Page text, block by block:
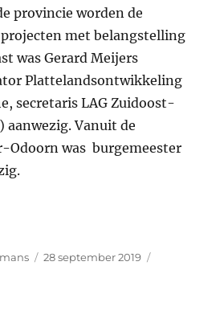
provincie worden de
projecten met belangstelling
was Gerard Meijers
Plattelandsontwikkeling
secretaris LAG Zuidoost-
aanwezig. Vanuit de
Odoorn was burgemeester
bestuurders Jumelet en
Geplaatst
28 september 2019